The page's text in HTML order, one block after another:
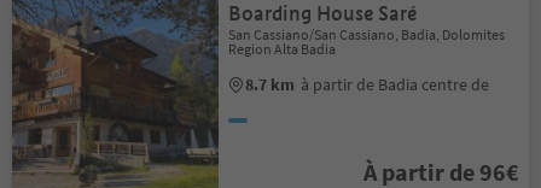
Boarding House Saré
San Cassiano/San Cassiano, Badia, Dolomites
Region Alta Badia
8.7 km à partir de Badia centre de
À partir de 96€